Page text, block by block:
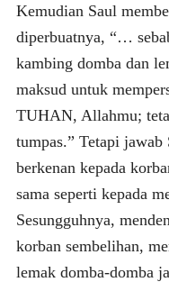
Kemudian Saul
diperbuatnya, “…
kambing domba dan
maksud untuk
TUHAN, Allahmu;
tumpas.” Tetapi
berkenan kepada
sama seperti kepada
Sesungguhnya,
korban sembelihan,
lemak domba-domba